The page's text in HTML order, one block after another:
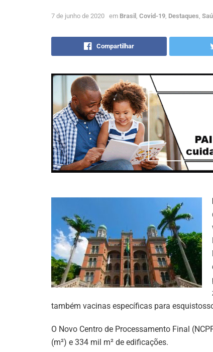
7 de junho de 2020 em Brasil Covid-19 Destaques
Compartilhar
também vacinas específicas para
O Novo Centro de Processamento Final
(m²) e 334 mil m² de edificações.